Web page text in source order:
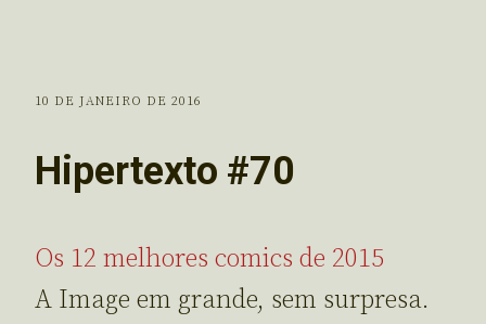
10 DE JANEIRO DE 2016
Hipertexto #70
Os 12 melhores comics de 2015
A Image em grande, sem surpresa.